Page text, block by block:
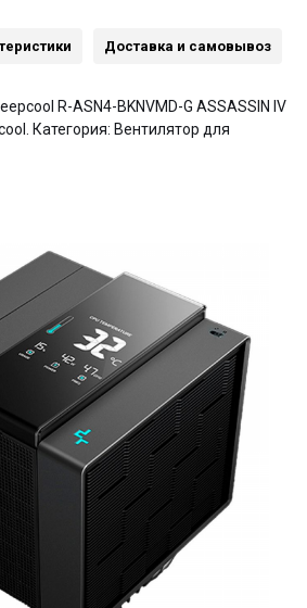
Доставка и самовывоз
R-ASN4-BKNVMD-G ASSASSIN IV
Категория: Вентилятор для